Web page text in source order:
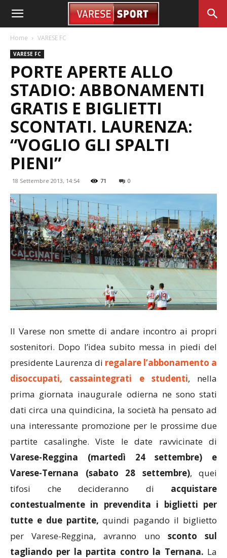
Home VARESE FC
VARESE FC
PORTE APERTE ALLO
STADIO: ABBONAMENTI
GRATIS E BIGLIETTI
SCONTATI. LAURENZA:
“VOGLIO GLI SPALTI
PIENI”
18 Settembre 2013, 14:54 71 0
Il Varese non smette di andare incontro ai propri
sostenitori. Dopo l’idea subito messa in piedi del
presidente Laurenza di regalare l’abbonamento a
disoccupati, cassaintegrati e studenti, nella
prima giornata inaugurale odierna ne sono stati
dati circa una quindicina, la società ha pensato ad
una interessante promozione per le prossime due
partite casalinghe. Viste le date ravvicinate di
Varese-Reggina (martedì 24 settembre) e
Varese-Ternana (sabato 28 settembre), quei
tifosi che decideranno di acquistare
contestualmente in prevendita i biglietti per
tutte e due partite, quindi pagando il biglietto
per Varese-Reggina, avranno uno sconto sul
tagliando per la partita contro la Ternana. La